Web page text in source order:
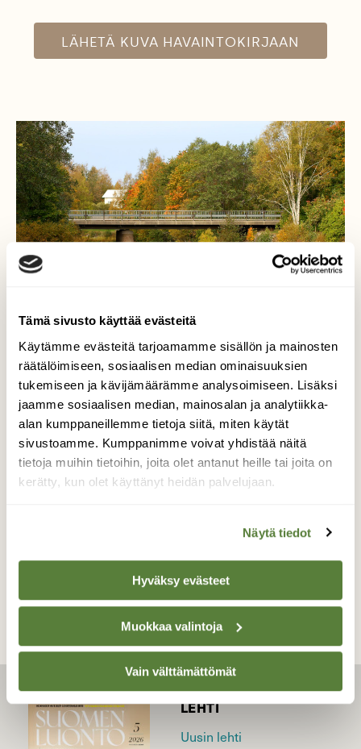
Tämä sivusto käyttää evästeitä
Käytämme evästeitä tarjoamamme sisällön ja mainosten
räätälöimiseen, sosiaalisen median ominaisuuksien
tukemiseen ja kävijämäärämme analysoimiseen. Lisäksi
jaamme sosiaalisen median, mainosalan ja analytiikka-
alan kumppaneillemme tietoja siitä, miten käytät
sivustoamme. Kumppanimme voivat yhdistää näitä
tietoja muihin tietoihin, joita olet antanut heille tai joita on
kerätty, kun olet käyttänyt heidän palvelujaan.
Näytä tiedot
Hyväksy evästeet
Muokkaa valintoja
Vain välttämättömät
LÄHETÄ KUVA HAVAINTOKIRJAAN
Syksyn värejä....
28.09.2014 Syksyn värejä Merikarvianjoella :)
Valokuvaaja: Sakari Sipilä, Merikarvia 28.09.2014
TAKAISIN LISTAAN
LEHTI
Uusin lehti